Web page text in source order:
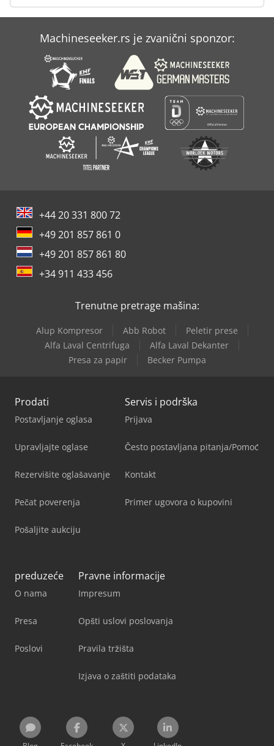
Machineseeker.rs je zvanični sponzor:
+44 20 331 800 72
+49 201 857 861 0
+49 201 857 861 80
+34 911 433 456
Trenutne pretrage mašina:
Alup Kompresor Abb Robot
Peletir prese
Alfa Laval Centrifuga
Alfa Laval Dekanter
Presa za papir
Becker Pumpa
Prodati
Postavljanje oglasa
Upravljajte oglase
Rezervišite oglašavanje
Pečat poverenja
Pošaljite aukciju
Servis i podrška
Prijava
Često postavljana pitanja/Pomoć
Kontakt
Primer ugovora o kupovini
preduzeće
O nama
Presa
Poslovi
Pravne informacije
Impresum
Opšti uslovi poslovanja
Pravila tržišta
Izjava o zaštiti podataka